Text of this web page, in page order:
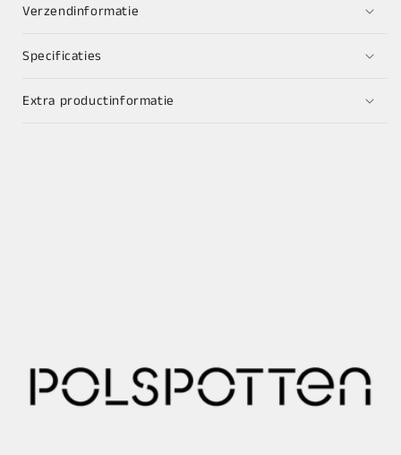
Verzendinformatie
Specificaties
Extra productinformatie